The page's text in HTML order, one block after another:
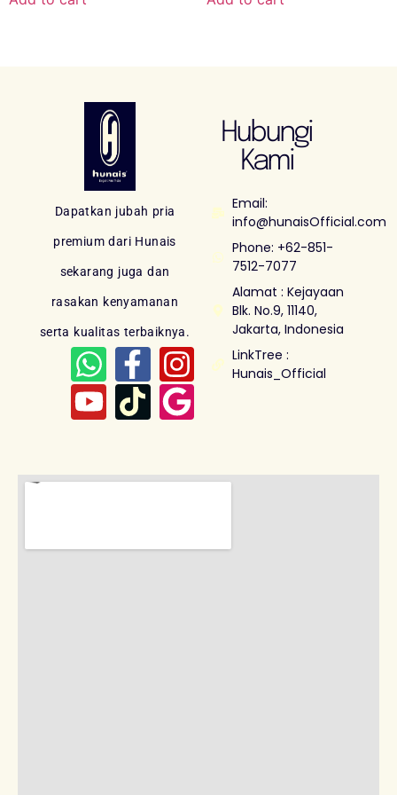
Dapatkan jubah pria
premium dari Hunais
sekarang juga dan
rasakan kenyamanan
serta kualitas terbaiknya.
Hubungi
Kami
Email:
info@hunaisOfficial.com
Phone: +62-851-
7512-7077
Alamat : Kejayaan
Blk. No.9, 11140,
Jakarta, Indonesia
LinkTree :
Hunais_Official